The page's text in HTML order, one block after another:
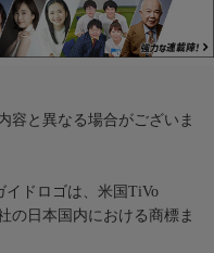
容と異なる場合がございま
イドロゴは、米国TiVo
の日本国内における商標ま